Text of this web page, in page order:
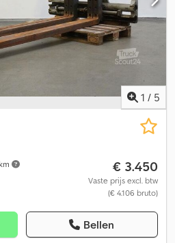
1 / 5
€ 3.450
Vaste prijs excl. btw
(€ 4.106 bruto)
Bellen